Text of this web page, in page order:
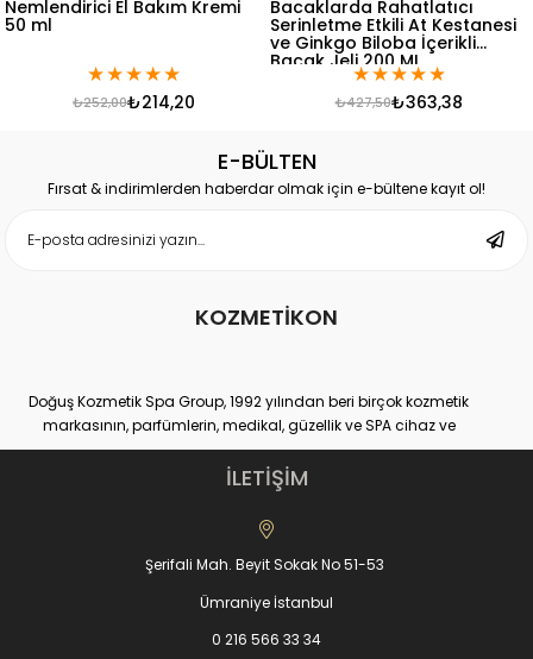
Kremi Bacaklarda Rahatlatıcı
Serinletme Etkili At Kestanesi
ve Ginkgo Biloba İçerikli
Bacak Jeli 200 ML★★
₺427,50
İçin Ayak
₺339,00
E-BÜLTEN
Fırsat & indirimlerden haberdar olmak için e-bültene kayıt ol!
KOZMETİKON
Doğuş Kozmetik Spa Group, 1992 yılından beri birçok kozmetik
markasının, parfümlerin, medikal, güzellik ve SPA cihaz ve
ekipmanlarının hem distribütörlüğünü hem de üretimini yapan
yurtiçi ve yurtdışı binlerce müşteri sayısına ulaşmış, kendi
sektöründe Dünya lideri kuruluşlardan bir tanesidir.
www.kozmetikON.com
ürünler alışveriş sitesiyle, %100 müşteri memnuniyeti ve kaliteli ürün
gamıyla 2013 yılında hizmet vermeye başlamıştır. KozmetikON e-
ticaret sitesinde satılan tüm kozmetik markalar Doğuş SPA
Group’un kendi ürettiği veya distribütörü olduğu markalarıdır.
Satışa sunduğumuz kozmetik ürünler ve parfümler, çok yüksek
İLETİŞİM
Şerifali Mah. Beyit Sokak No 51-53
Ümraniye İstanbul
0 216 566 33 34